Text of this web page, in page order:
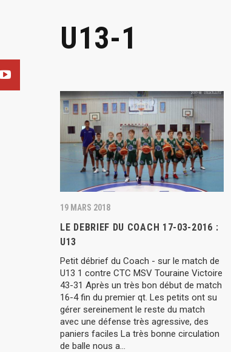
U13-1
19 MARS 2018
LE DEBRIEF DU COACH 17-03-2016 :
U13
Petit débrief du Coach - sur le match de
U13 1 contre CTC MSV Touraine Victoire
43-31 Après un très bon début de match
16-4 fin du premier qt. Les petits ont su
gérer sereinement le reste du match
avec une défense très agressive, des
paniers faciles La très bonne circulation
de balle nous a...